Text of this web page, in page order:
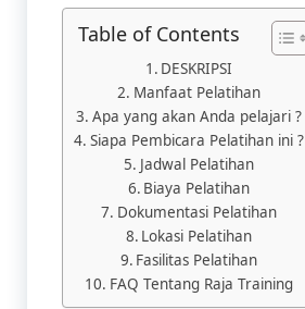
Table of Contents
DESKRIPSI
Manfaat Pelatihan​
Apa yang akan Anda pelajari ?
Siapa Pembicara Pelatihan ini ?
Jadwal Pelatihan
Biaya Pelatihan
Dokumentasi Pelatihan
Lokasi Pelatihan
Fasilitas Pelatihan
FAQ Tentang Raja Training